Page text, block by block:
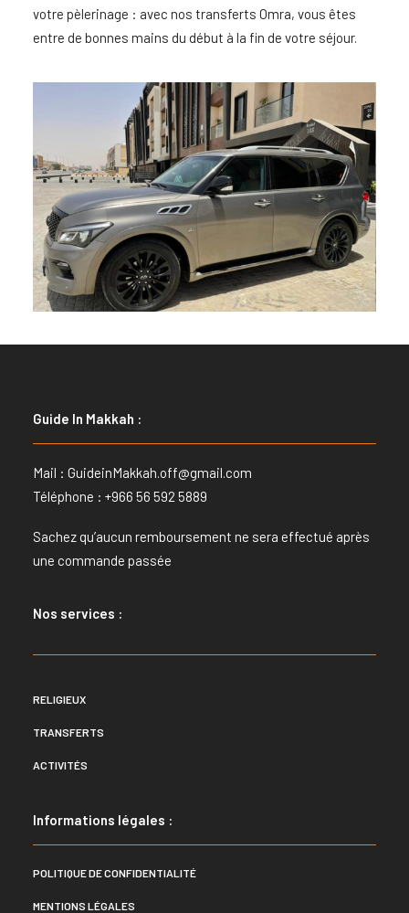
votre pèlerinage : avec nos transferts Omra, vous êtes
entre de bonnes mains du début à la fin de votre séjour.
Guide In Makkah :
Mail : GuideinMakkah.off@gmail.com
Téléphone : +966 56 592 5889
Sachez qu’aucun remboursement ne sera effectué après
une commande passée
Nos services :
RELIGIEUX
TRANSFERTS
ACTIVITÉS
Informations légales :
POLITIQUE DE CONFIDENTIALITÉ
MENTIONS LÉGALES